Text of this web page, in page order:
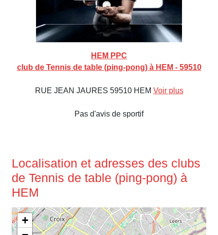
HEM PPC
club de Tennis de table (ping-pong) à HEM - 59510
RUE JEAN JAURES 59510 HEM Voir plus
Pas d'avis de sportif
Localisation et adresses des clubs
de Tennis de table (ping-pong) à
HEM
+